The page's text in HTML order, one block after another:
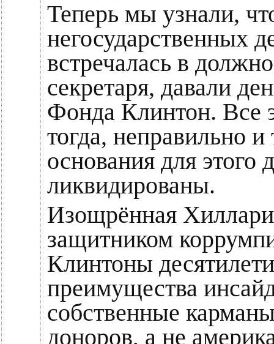
Теперь мы узнали,
негосударственных
встречалась в
секретаря, давали
Фонда Клинтон. Все
тогда, неправильно и
основания для
ликвидированы.
Изощрённая
защитником
Клинтоны
преимущества
собственные
доноров, а не